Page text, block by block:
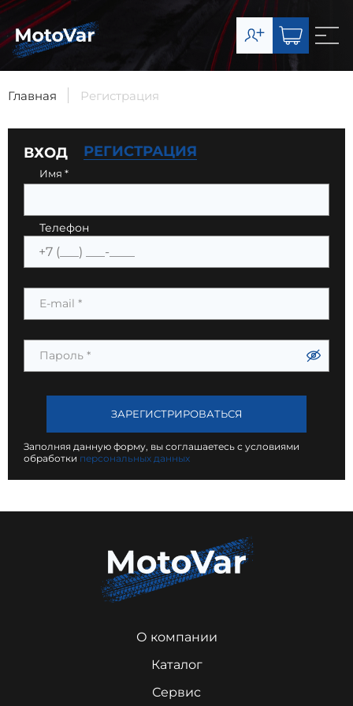
О компании
Каталог
Сервис
Доставка и оплата
8-903-003-07-11
Главная Регистрация
ВХОД РЕГИСТРАЦИЯ
Имя *
Телефон
E-mail *
Пароль *
ЗАРЕГИСТРИРОВАТЬСЯ
Заполняя данную форму, вы соглашаетесь с условиями
обработки персональных данных
О компании
Каталог
Сервис